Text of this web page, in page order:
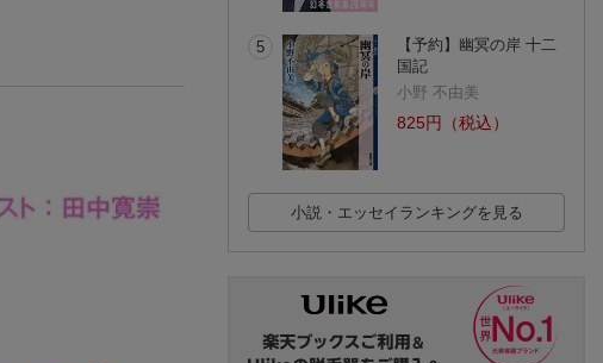
5
【予約】幽冥の岸 十二
国記
小野 不由美
825円（税込）
小説・エッセイランキングを見る